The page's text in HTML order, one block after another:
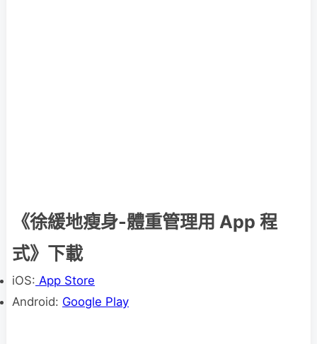
《徐緩地瘦身-體重管理用 App 程
式》下載
iOS: App Store
Android: Google Play